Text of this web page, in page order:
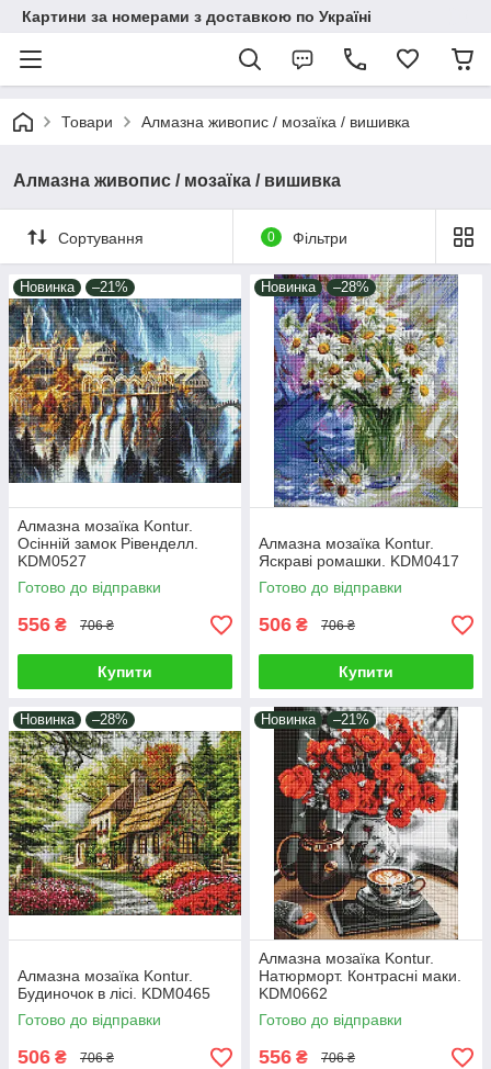
Картини за номерами з доставкою по Україні
Товари Алмазна живопис / мозаїка / вишивка
Алмазна живопис / мозаїка / вишивка
Сортування 0 Фільтри
Новинка –21%
Алмазна мозаїка Kontur.
Осінній замок Рівенделл.
KDM0527
Готово до відправки
556 ₴ 706 ₴
Купити
Новинка –28%
Алмазна мозаїка Kontur.
Яскраві ромашки. KDM0417
Готово до відправки
506 ₴ 706 ₴
Купити
Новинка –28%
Алмазна мозаїка Kontur.
Будиночок в лісі. KDM0465
Готово до відправки
506 ₴ 706 ₴
Новинка –21%
Алмазна мозаїка Kontur.
Натюрморт. Контрасні маки.
KDM0662
Готово до відправки
556 ₴ 706 ₴